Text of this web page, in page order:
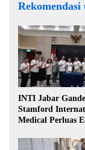
INTI Jabar
Stamford
Medical Perluas